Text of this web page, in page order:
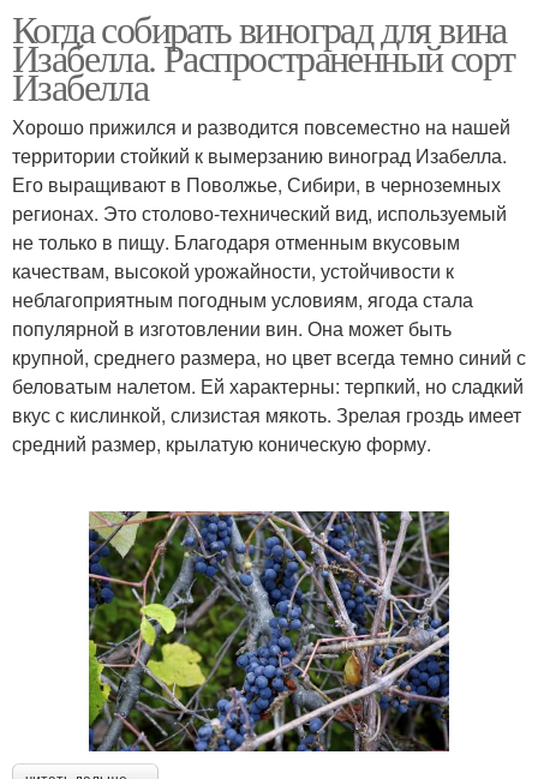
Когда собирать виноград для вина
Изабелла. Распространенный сорт
Изабелла
Хорошо прижился и разводится повсеместно на нашей
территории стойкий к вымерзанию виноград Изабелла.
Его выращивают в Поволжье, Сибири, в черноземных
регионах. Это столово-технический вид, используемый
не только в пищу. Благодаря отменным вкусовым
качествам, высокой урожайности, устойчивости к
неблагоприятным погодным условиям, ягода стала
популярной в изготовлении вин. Она может быть
крупной, среднего размера, но цвет всегда темно синий с
беловатым налетом. Ей характерны: терпкий, но сладкий
вкус с кислинкой, слизистая мякоть. Зрелая гроздь имеет
средний размер, крылатую коническую форму.